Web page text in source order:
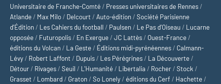
Universitaire de Franche-Comté/ Presses universitaires de Rennes/
Atlande/ Max Milo/ Delcourt /Auto-édition/Société Parisienne
d'Édition/ Les Cahiers du football / Paulsen/ Le Pas d’Oiseau / Lucarne
opposée/ Futuropolis/ En Exergue/JC Lattès/ Ouest-France/
éditions du Volcan/ La Geste/ Éditions midi-pyrénéennes/ Calmann-
Lévy/ Robert Laffont / Dupuis/ Les Pérégrines/ La Découverte/
Détour/ Rivages/Seuil / L'Humanité/ Libertalia / Rocher/Stock /
Grasset / Lombard/ Graton/So Lonely/éditions du Cerf/ Hachette/